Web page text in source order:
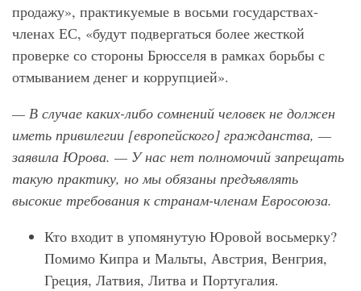
продажу», практикуемые в восьми государствах-
членах ЕС, «будут подвергаться более жесткой
проверке со стороны Брюсселя в рамках борьбы с
отмыванием денег и коррупцией».
— В случае каких-либо сомнений человек не должен
иметь привилегии [европейского] гражданства, —
заявила Юрова. — У нас нет полномочий запрещать
такую ​​практику, но мы обязаны предъявлять
высокие требования к странам-членам Евросоюза.
Кто входит в упомянутую Юровой восьмерку?
Помимо Кипра и Мальты, Австрия, Венгрия,
Греция, Латвия, Литва и Португалия.